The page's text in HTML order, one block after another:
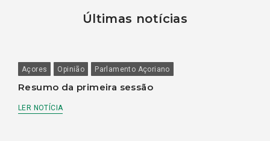
Últimas notícias
Açores Opinião Parlamento Açoriano
Resumo da primeira sessão
LER NOTÍCIA